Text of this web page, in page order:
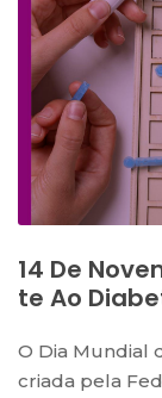
14 De
Te Ao
O Dia Mundial
criada pela